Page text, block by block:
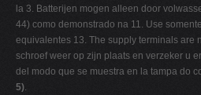
la 3. Batterijen mogen alleen door
44) como demonstrado na 11. Use
equivalentes 13. The supply terminals are
schroef weer op zijn plaats en verzeker u
del modo que se muestra en la tampa do
5).